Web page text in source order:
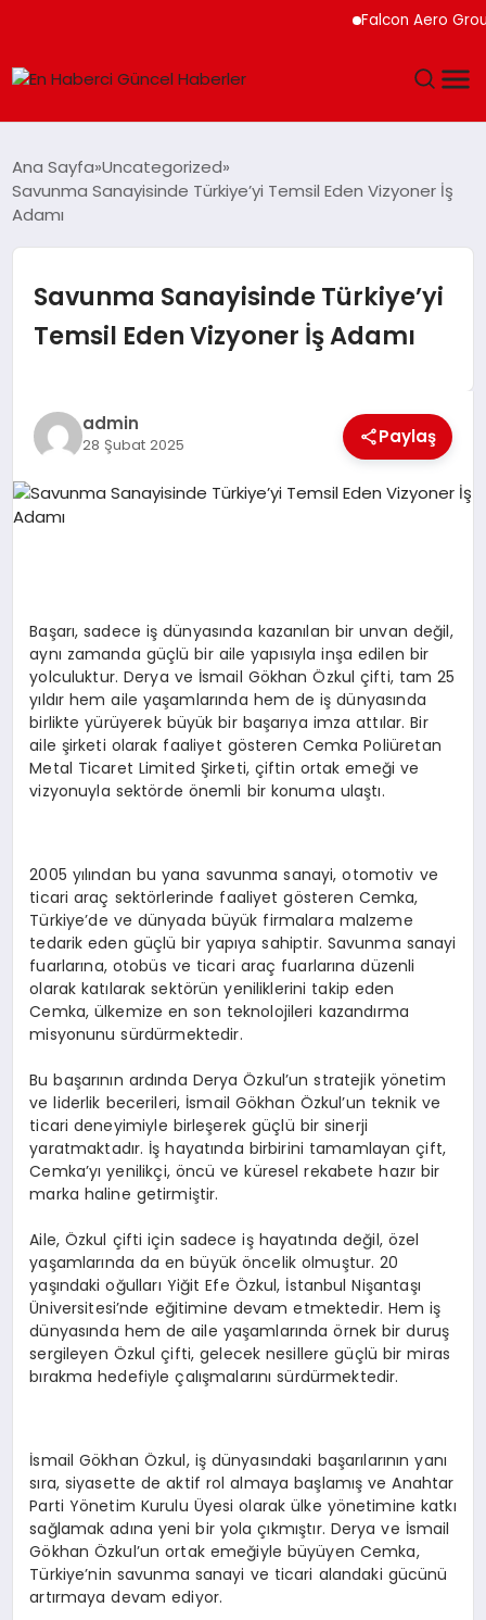
Falcon Aero Group,
SPOR
DÜNYA
EKONOMI
Ana Sayfa Uncategorized
Savunma Sanayisinde Türkiye’yi Temsil Eden Vizyoner İş
Adamı
Savunma Sanayisinde Türkiye’yi
Temsil Eden Vizyoner İş Adamı
admin
28 Şubat 2025 Paylaş
Başarı, sadece iş dünyasında kazanılan bir unvan değil,
aynı zamanda güçlü bir aile yapısıyla inşa edilen bir
yolculuktur. Derya ve İsmail Gökhan Özkul çifti, tam 25
yıldır hem aile yaşamlarında hem de iş dünyasında
birlikte yürüyerek büyük bir başarıya imza attılar. Bir
aile şirketi olarak faaliyet gösteren Cemka Poliüretan
Metal Ticaret Limited Şirketi, çiftin ortak emeği ve
vizyonuyla sektörde önemli bir konuma ulaştı.
2005 yılından bu yana savunma sanayi, otomotiv ve
ticari araç sektörlerinde faaliyet gösteren Cemka,
Türkiye’de ve dünyada büyük firmalara malzeme
tedarik eden güçlü bir yapıya sahiptir. Savunma sanayi
fuarlarına, otobüs ve ticari araç fuarlarına düzenli
olarak katılarak sektörün yeniliklerini takip eden
Cemka, ülkemize en son teknolojileri kazandırma
misyonunu sürdürmektedir.
Bu başarının ardında Derya Özkul’un stratejik yönetim
ve liderlik becerileri, İsmail Gökhan Özkul’un teknik ve
ticari deneyimiyle birleşerek güçlü bir sinerji
yaratmaktadır. İş hayatında birbirini tamamlayan çift,
Cemka’yı yenilikçi, öncü ve küresel rekabete hazır bir
marka haline getirmiştir.
Aile, Özkul çifti için sadece iş hayatında değil, özel
yaşamlarında da en büyük öncelik olmuştur. 20
yaşındaki oğulları Yiğit Efe Özkul, İstanbul Nişantaşı
Üniversitesi’nde eğitimine devam etmektedir. Hem iş
dünyasında hem de aile yaşamlarında örnek bir duruş
sergileyen Özkul çifti, gelecek nesillere güçlü bir miras
bırakma hedefiyle çalışmalarını sürdürmektedir.
İsmail Gökhan Özkul, iş dünyasındaki başarılarının yanı
sıra, siyasette de aktif rol almaya başlamış ve Anahtar
Parti Yönetim Kurulu Üyesi olarak ülke yönetimine katkı
sağlamak adına yeni bir yola çıkmıştır. Derya ve İsmail
Gökhan Özkul’un ortak emeğiyle büyüyen Cemka,
Türkiye’nin savunma sanayi ve ticari alandaki gücünü
artırmaya devam ediyor.